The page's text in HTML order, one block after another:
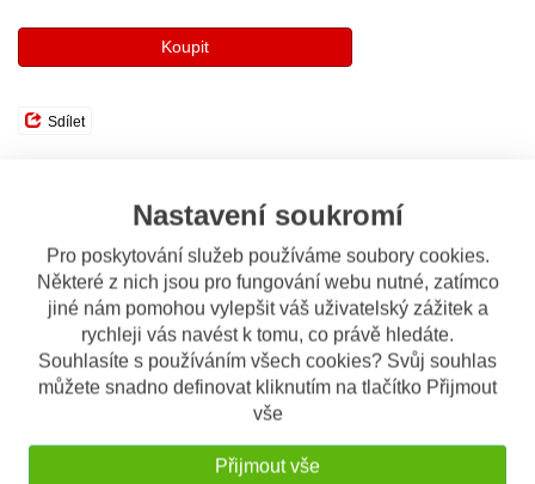
Nastavení soukromí
Pro poskytování služeb používáme soubory cookies.
Některé z nich jsou pro fungování webu nutné, zatímco
jiné nám pomohou vylepšit váš uživatelský zážitek a
rychleji vás navést k tomu, co právě hledáte.
Souhlasíte s používáním všech cookies? Svůj souhlas
můžete snadno definovat kliknutím na tlačítko Přijmout
vše
Přijmout vše
Koupit
Sdílet
Odeslat dotaz
Popis výrobku
Univerzální palivový filtr.
Název Palivový filtr
Průměr 27.0 mm
Průměr vývodů 8.0 mm